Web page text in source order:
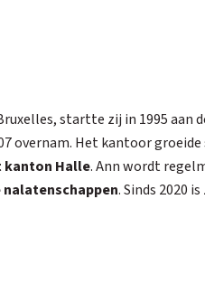
startte zij in 1995 aan
overnam. Het kantoor
kanton Halle. Ann wordt
. Sinds 2020